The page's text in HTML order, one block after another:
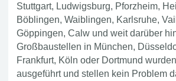
Stuttgart, Ludwigsburg, Pforzheim,
Böblingen, Waiblingen, Karlsruhe,
Göppingen, Calw und weit darüber
Großbaustellen in München,
Frankfurt, Köln oder Dortmund
ausgeführt und stellen kein Problem